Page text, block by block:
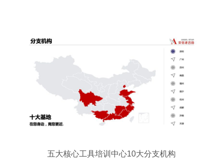
五大核心工具培训中心10大分支机构